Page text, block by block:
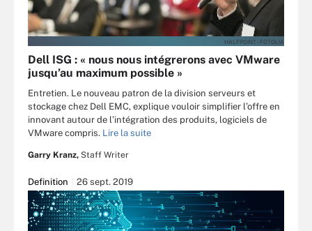
HALFPOINT - FOTOLIA
Dell ISG : « nous nous intégrerons avec VMware
jusqu’au maximum possible »
Entretien. Le nouveau patron de la division serveurs et
stockage chez Dell EMC, explique vouloir simplifier l’offre en
innovant autour de l’intégration des produits, logiciels de
VMware compris. Lire la suite
Garry Kranz, Staff Writer
Definition 26 sept. 2019